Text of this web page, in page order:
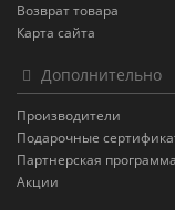
Возврат товара
Карта сайта
Дополнительно
Производители
Подарочные
Партнерская программа
Акции